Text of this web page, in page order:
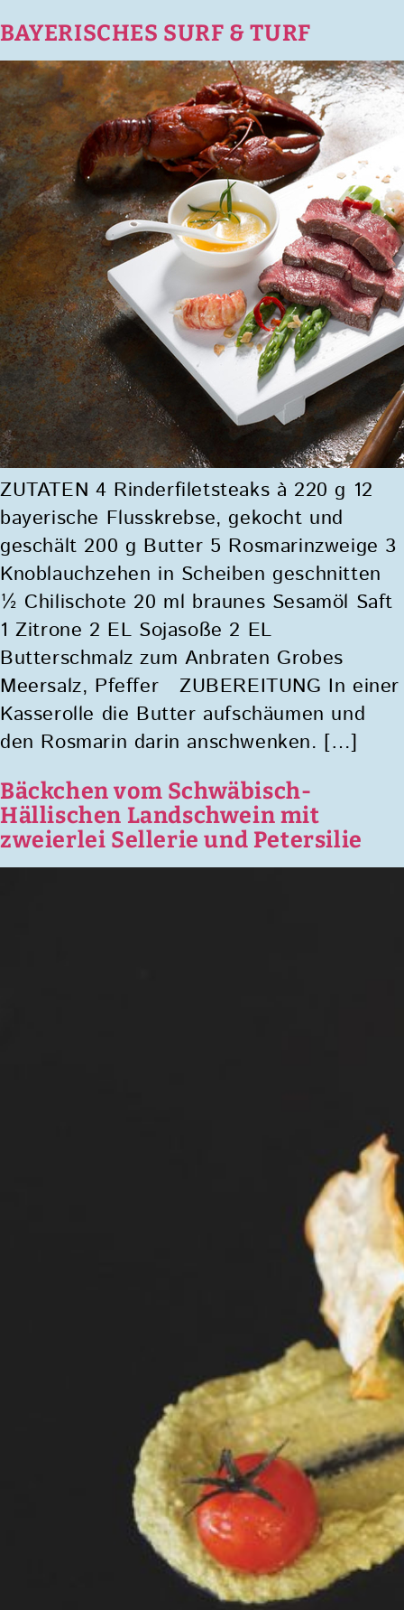
BAYERISCHES SURF & TURF
ZUTATEN 4 Rinderfiletsteaks à 220 g 12
bayerische Flusskrebse, gekocht und
geschält 200 g Butter 5 Rosmarinzweige 3
Knoblauchzehen in Scheiben geschnitten
½ Chilischote 20 ml braunes Sesamöl Saft
1 Zitrone 2 EL Sojasoße 2 EL
Butterschmalz zum Anbraten Grobes
Meersalz, Pfeffer ZUBEREITUNG In einer
Kasserolle die Butter aufschäumen und
den Rosmarin darin anschwenken. […]
Bäckchen vom Schwäbisch-
Hällischen Landschwein mit
zweierlei Sellerie und Petersilie